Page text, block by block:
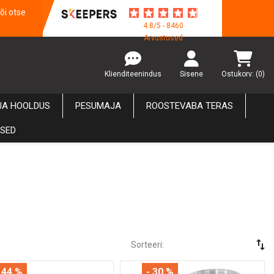
otse
4.8/5 - 8460
Arvustused
Klienditeenindus Sisene Ostukorv: (0)
HOOLDUS PESUMAJA ROOSTEVABA TERAS
Sorteeri: swap_vert